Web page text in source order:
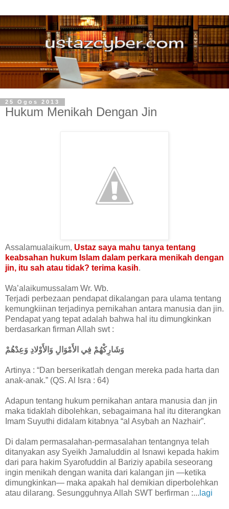
25 Ogos 2013
Hukum Menikah Dengan Jin
Assalamualaikum, Ustaz saya mahu tanya tentang
keabsahan hukum Islam dalam perkara menikah dengan
jin, itu sah atau tidak? terima kasih.
Wa’alaikumussalam Wr. Wb.
Terjadi perbezaan pendapat dikalangan para ulama tentang
kemungkiinan terjadinya pernikahan antara manusia dan jin.
Pendapat yang tepat adalah bahwa hal itu dimungkinkan
berdasarkan firman Allah swt :
وَشَارِكْهُمْ فِي الأَمْوَالِ وَالأَوْلادِ وَعِدْهُمْ
Artinya : “Dan berserikatlah dengan mereka pada harta dan
anak-anak.” (QS. Al Isra : 64)
Adapun tentang hukum pernikahan antara manusia dan jin
maka tidaklah dibolehkan, sebagaimana hal itu diterangkan
Imam Suyuthi didalam kitabnya “al Asybah an Nazhair”.
Di dalam permasalahan-permasalahan tentangnya telah
ditanyakan asy Syeikh Jamaluddin al Isnawi kepada hakim
dari para hakim Syarofuddin al Bariziy apabila seseorang
ingin menikah dengan wanita dari kalangan jin —ketika
dimungkinkan— maka apakah hal demikian diperbolehkan
atau dilarang. Sesungguhnya Allah SWT berfirman :... lagi